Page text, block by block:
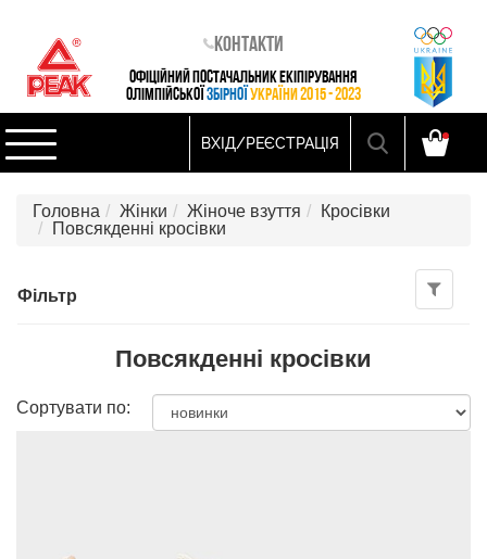
Контакти
ОФІЦІЙНИЙ ПОСТАЧАЛЬНИК ЕКІПІРУВАННЯ
ОЛІМПІЙСЬКОЇ ЗБІРНОЇ УКРАЇНИ 2015 - 2023
ВХІД/РЕЄСТРАЦІЯ
Головна Жінки Жіноче взуття
Кросівки
Повсякденні кросівки
Фільтр
Повсякденні кросівки
Сортувати по: